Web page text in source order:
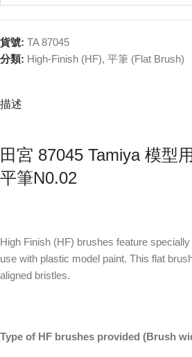
貨號: TA 87045
分類: High-Finish (HF), 平筆 (Flat Brush)
描述
田宮 87045 Tamiya 模型
平筆N0.02
High Finish (HF) brushes feature
use with plastic model paint. This flat
aligned bristles.
Type of HF brushes provided (Brush